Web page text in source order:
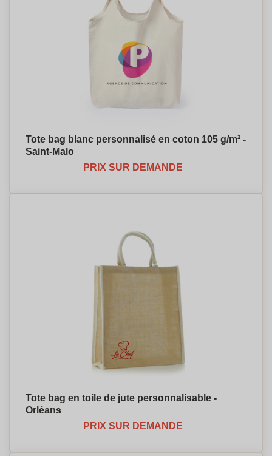
Tote bag blanc personnalisé en coton 105 g/m² -
Saint-Malo
PRIX SUR DEMANDE
Tote bag en toile de jute personnalisable -
Orléans
PRIX SUR DEMANDE